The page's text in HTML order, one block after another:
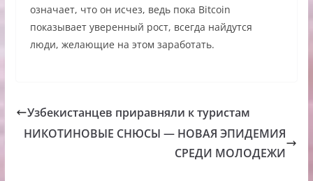
означает, что он исчез, ведь пока Bitcoin
показывает уверенный рост, всегда найдутся
люди, желающие на этом заработать.
Узбекистанцев приравняли к туристам
НИКОТИНОВЫЕ СНЮСЫ — НОВАЯ ЭПИДЕМИЯ
СРЕДИ МОЛОДЕЖИ